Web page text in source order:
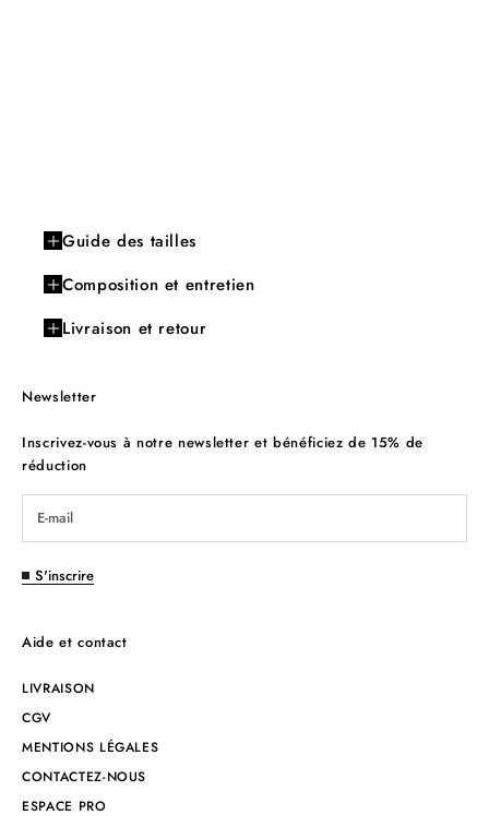
Guide des tailles
Composition et entretien
Livraison et retour
Newsletter
Inscrivez-vous à notre newsletter et bénéficiez de 15% de
réduction
S'inscrire
Aide et contact
LIVRAISON
CGV
MENTIONS LÉGALES
CONTACTEZ-NOUS
ESPACE PRO